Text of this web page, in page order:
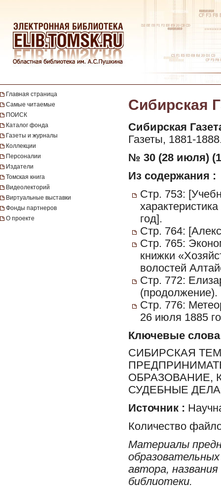
Главная страница
Самые читаемые
ПОИСК
Каталог фонда
Газеты и журналы
Коллекции
Персоналии
Издатели
Томская книга
Видеолекторий
Виртуальные выставки
Фонды партнеров
О проекте
Сибирская
Сибирская
Газеты, 1881-
№ 30 (28 июля)
Из содержания :
Стр. 753:
год].
Стр. 764:
Стр. 765:
книжки
волостей
Стр. 772:
(продолжение).
Стр. 776:
26 июля 1885
Ключевые слова
СИБИРСКАЯ
ОБРАЗОВАНИЕ,
СУДЕБНЫЕ
Источник :
Количество
Материалы
автора,
библиотеки.